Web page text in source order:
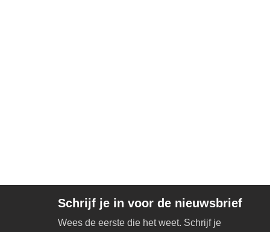
Schrijf je in voor de nieuwsbrief
Wees de eerste die het weet. Schrijf je